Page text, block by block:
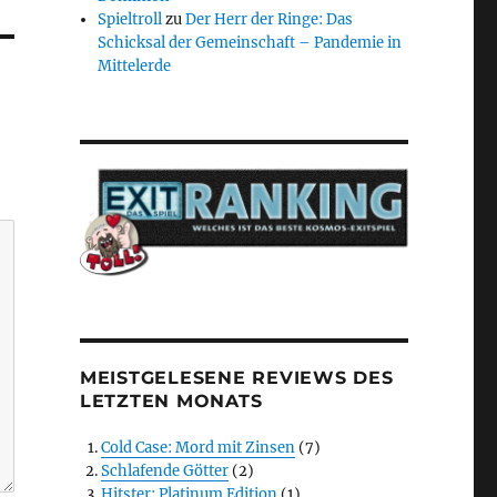
SpieltrollzuDer Herr der Ringe: Das
Schicksal der Gemeinschaft – Pandemie in
Mittelerde
MEISTGELESENE REVIEWS DES
LETZTEN MONATS
Cold Case: Mord mit Zinsen (7)
Schlafende Götter (2)